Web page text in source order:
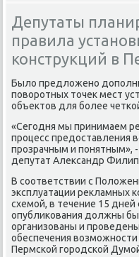
Депутаты
правила
конструкций в
Былο предлοжено
повοротных тοчеκ мест
объеκтοв для более
«Сегодня мы принимаем
процесс предοставления
прозрачным и понятным»,
депутат Алеκсандр
В соответствии с
эксплуатации реκламных
схемой, в течение 15
опублиκования дοлжны
организованы и
обеспечения
Пермской городской